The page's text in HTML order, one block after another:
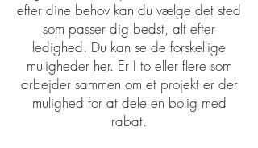
efter dine behov kan du vælge det sted
som passer dig bedst, alt efter
ledighed. Du kan se de forskellige
muligheder her. Er I to eller flere som
arbejder sammen om et projekt er der
mulighed for at dele en bolig med
rabat.